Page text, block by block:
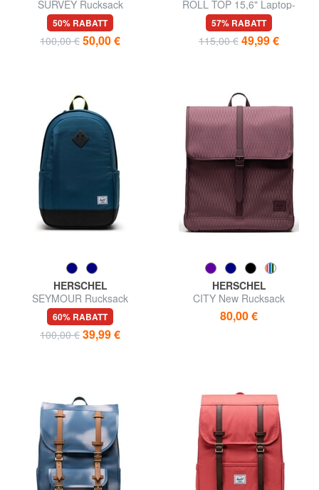
SURVEY Rucksack
50% RABATT
100,00 € 50,00 €
ROLL TOP 15,6" Laptop-
Rucksack
57% RABATT
115,00 € 49,99 €
HERSCHEL
SEYMOUR Rucksack
60% RABATT
100,00 € 39,99 €
HERSCHEL
CITY New Rucksack
80,00 €